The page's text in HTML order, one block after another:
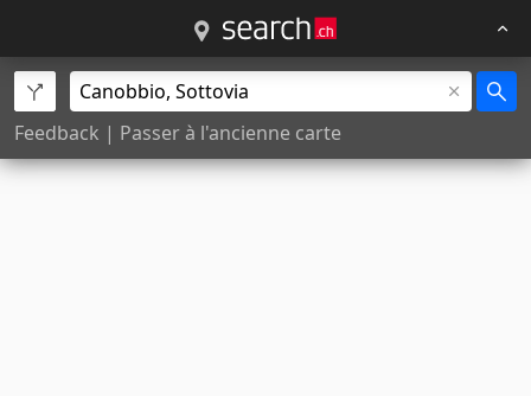
Feedback | Passer à l'ancienne carte